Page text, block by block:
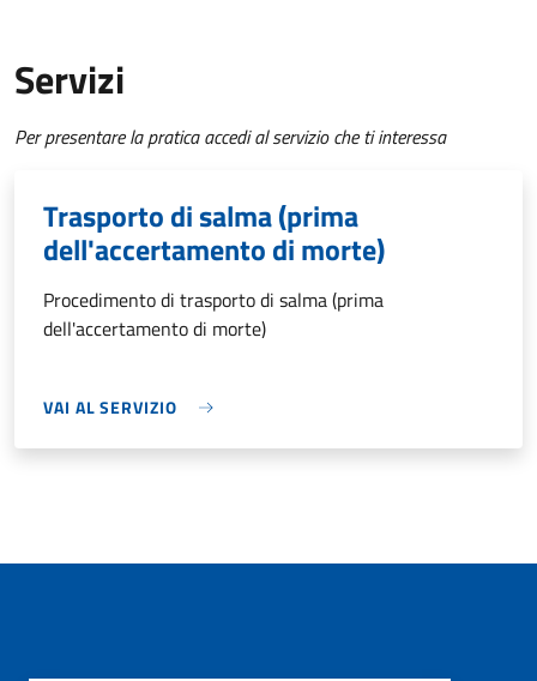
Servizi
Per presentare la pratica accedi al servizio che ti interessa
Trasporto di salma (prima
dell'accertamento di morte)
Procedimento di trasporto di salma (prima
dell'accertamento di morte)
VAI AL SERVIZIO